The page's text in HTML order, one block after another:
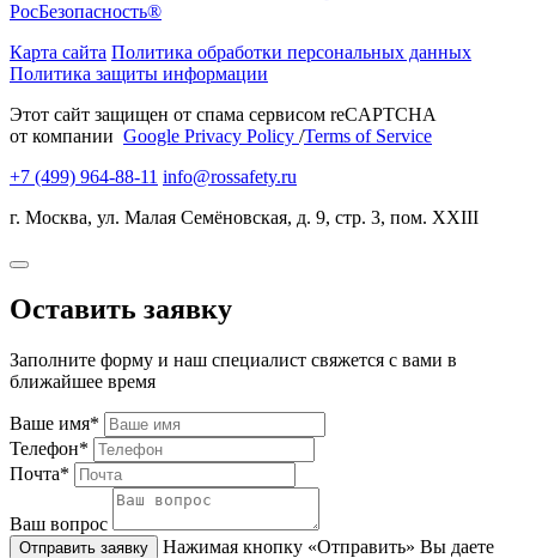
РосБезопасность®
Карта сайта Политика обработки персональных данных
Политика защиты информации
Этот сайт защищен от спама сервисом reCAPTCHA
от компании Google Privacy Policy /Terms of Service
+7 (499) 964-88-11 info@rossafety.ru
г. Москва, ул. Малая Семёновская, д. 9, стр. 3, пом. XXIII
Оставить заявку
Заполните форму и наш специалист свяжется с вами в
ближайшее время
Ваше имя*
Телефон*
Почта*
Ваш вопрос
Отправить заявку
Нажимая кнопку «Отправить» Вы даете